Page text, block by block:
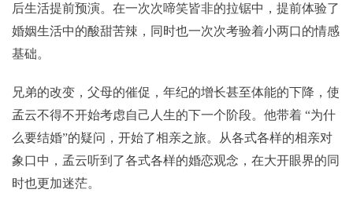
后生活提前预演。在一次次啼笑皆非的拉锯中，提前体验了
婚姻生活中的酸甜苦辣，同时也一次次考验着小两口的情感
基础。
兄弟的改变，父母的催促，年纪的增长甚至体能的下降，使
孟云不得不开始考虑自己人生的下一个阶段。他带着 “为什
么要结婚”的疑问，开始了相亲之旅。从各式各样的相亲对
象口中，孟云听到了各式各样的婚恋观念，在大开眼界的同
时也更加迷茫。